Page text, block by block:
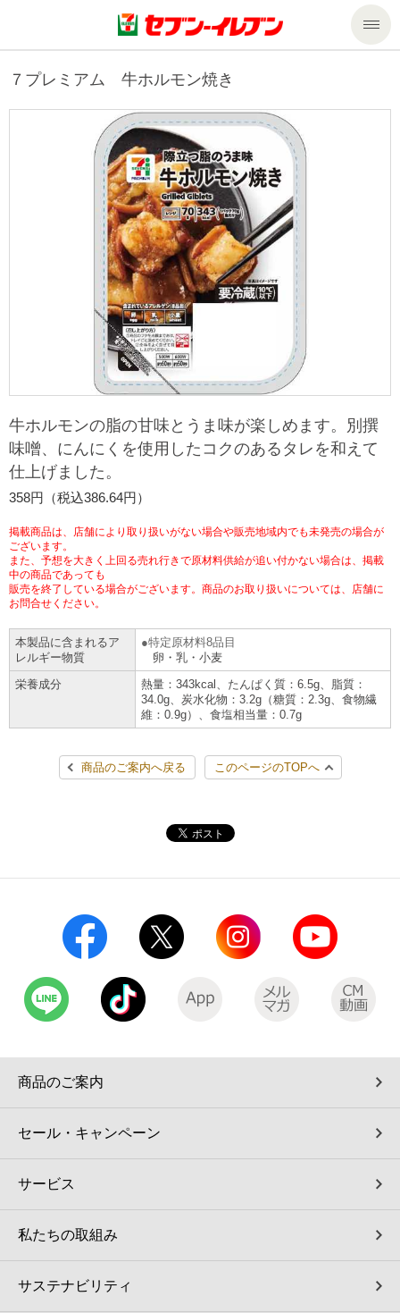
商品のご案内
商品のご案内トップ
商品カテゴリ一覧
セブンプレミアム
食の安全・安心への取組み
ギフト
プリペイドカード・金券
ニンテンドー・ダウンロードカード
セール・キャンペーン
サービストップ
マルチコピー機でできること
マルチコピー機でできることトップ
コピー
プリント
スキャン
ファクス
チケット
プリペイドサービス
スポーツ振興くじ
行政サービス
学び・教育
便利なサービス
宅配便
切手・はがき・印紙
セブン銀行ATM
ご利用可能なお支払い方法
スマホプリペイド
レジでApple Accountにチャージ
オンラインフォトサービス
コインランドリー（店舗限定）
自転車シェアリング（店舗限定）
モバイルバッテリーシェアリング（店舗限定）
モバイルWi-Fiバッテリーシェアリング（店舗限定）
荷物預かりサービス「ecbocloakエクボクローク」（店舗限定）
パウダースペース ラブン（店舗限定）
ソフトバンクギフト
チケットサービス
セブンチケット
イープラス
JTB
セブン‐イレブンでお受取り
セブンネットショッピング
企業情報トップ
ニュースリリース
企業理念
会社概要
貸借対照表・損益計算書
沿革
国内店舗数
売上高、店舗数推移
セブン‐イレブンの海外事業
データで見るセブン‐イレブン
セブン‐イレブンの「商品力」
セブン-イレブンの横顔
セブン-イレブンの歴史
私たちの取組み
サステナビリティ
サステナビリティトップ
セブン＆アイ・ホールディングスの重点課題
サステナビリティ活動基本方針
サステナビリティ推進体制
GREEN CHALLENGE 2050
4VISIONS
サステナビリティニュース
サステナビリティレポート
報告書ライブラリー
加盟店オーナー募集 物件募集・購入
アルバイト情報
店舗検索
お問い合わせ
Language
English (Corporate)
English (Services)
简体中文(服务)
한국어(서비스)
７プレミアム 牛ホルモン焼き
牛ホルモンの脂の甘味とうま味が楽しめます。別撰
味噌、にんにくを使用したコクのあるタレを和えて
仕上げました。
358円（税込386.64円）
掲載商品は、店舗により取り扱いがない場合や販売地域内でも未発売の場合が
ございます。
また、予想を大きく上回る売れ行きで原材料供給が追い付かない場合は、掲載
中の商品であっても
販売を終了している場合がございます。商品のお取り扱いについては、店舗に
お問合せください。
本製品に含まれるア
レルギー物質
特定原材料8品目
卵・乳・小麦
栄養成分
熱量：343kcal、たんぱく質：6.5g、脂質：
34.0g、炭水化物：3.2g（糖質：2.3g、食物繊
維：0.9g）、食塩相当量：0.7g
商品のご案内へ戻る このページのTOPへ
商品のご案内
セール・キャンペーン
サービス
私たちの取組み
サステナビリティ